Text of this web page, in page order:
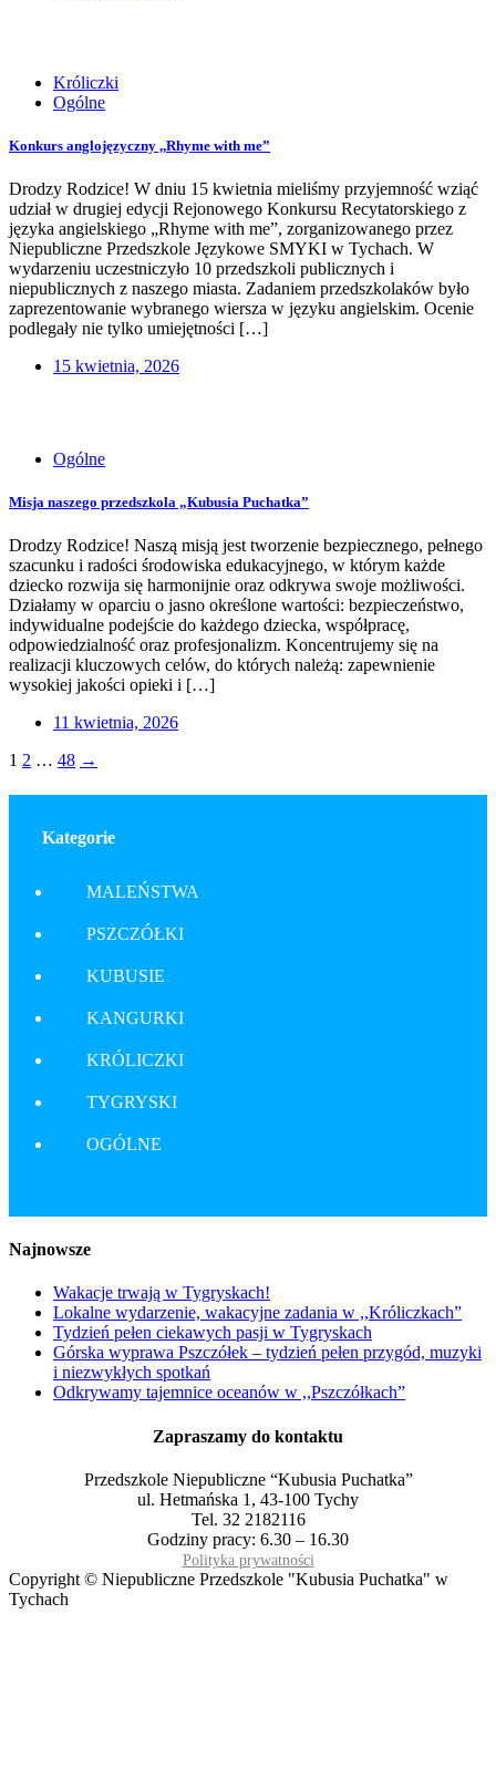
Króliczki
Ogólne
Konkurs anglojęzyczny ,,Rhyme with me”
Drodzy Rodzice! W dniu 15 kwietnia mieliśmy przyjemność wziąć
udział w drugiej edycji Rejonowego Konkursu Recytatorskiego z
języka angielskiego „Rhyme with me”, zorganizowanego przez
Niepubliczne Przedszkole Językowe SMYKI w Tychach. W
wydarzeniu uczestniczyło 10 przedszkoli publicznych i
niepublicznych z naszego miasta. Zadaniem przedszkolaków było
zaprezentowanie wybranego wiersza w języku angielskim. Ocenie
podlegały nie tylko umiejętności […]
15 kwietnia, 2026
Ogólne
Misja naszego przedszkola „Kubusia Puchatka”
Drodzy Rodzice! Naszą misją jest tworzenie bezpiecznego, pełnego
szacunku i radości środowiska edukacyjnego, w którym każde
dziecko rozwija się harmonijnie oraz odkrywa swoje możliwości.
Działamy w oparciu o jasno określone wartości: bezpieczeństwo,
indywidualne podejście do każdego dziecka, współpracę,
odpowiedzialność oraz profesjonalizm. Koncentrujemy się na
realizacji kluczowych celów, do których należą: zapewnienie
wysokiej jakości opieki i […]
11 kwietnia, 2026
Posts
navigation
1 2 … 48 →
Kategorie
MALEŃSTWA
PSZCZÓŁKI
KUBUSIE
KANGURKI
KRÓLICZKI
TYGRYSKI
OGÓLNE
Najnowsze
Wakacje trwają w Tygryskach!
Lokalne wydarzenie, wakacyjne zadania w ,,Króliczkach”
Tydzień pełen ciekawych pasji w Tygryskach
Górska wyprawa Pszczółek – tydzień pełen przygód, muzyki
i niezwykłych spotkań
Odkrywamy tajemnice oceanów w ,,Pszczółkach”
Zapraszamy do kontaktu
Przedszkole Niepubliczne “Kubusia Puchatka”
ul. Hetmańska 1, 43-100 Tychy
Tel. 32 2182116
Godziny pracy: 6.30 – 16.30
Polityka prywatności
Copyright © Niepubliczne Przedszkole "Kubusia Puchatka" w
Tychach